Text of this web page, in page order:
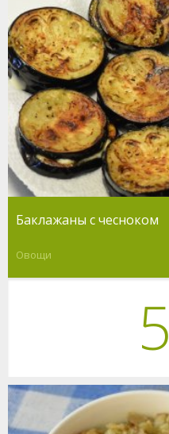
Баклажаны с чесноком
Овощи
5